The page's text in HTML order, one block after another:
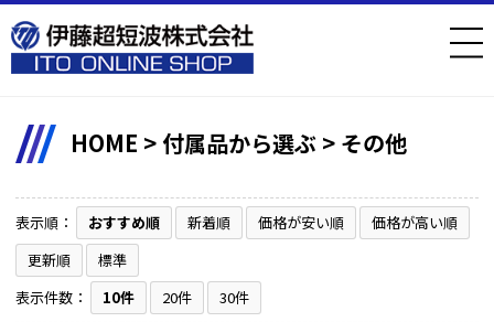
HOME >付属品から選ぶ > その他
表示順： おすすめ順 新着順 価格が安い順
価格が高い順
更新順
標準
表示件数：
10件 20件 30件